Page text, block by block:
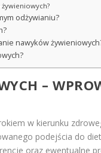
odżywianiu?
nawyków
–
w kierunku
podejścia do
oraz ewentualne